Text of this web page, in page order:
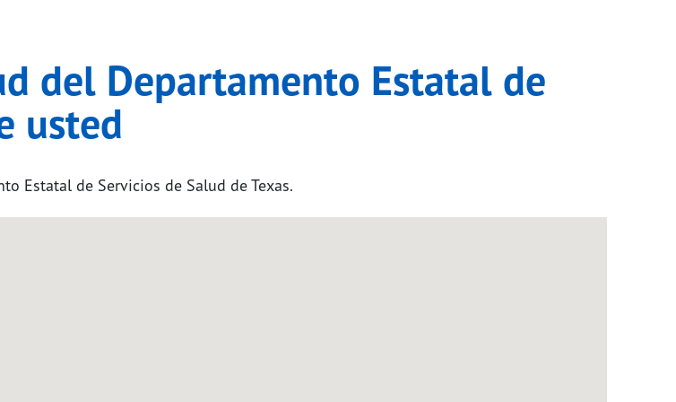
del Departamento Estatal de
usted
Estatal de Servicios de Salud de Texas.